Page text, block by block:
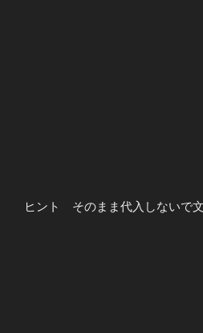
ヒント そのまま代入しないで文